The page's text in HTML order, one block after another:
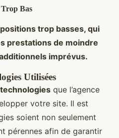
Trop Bas
trop basses, qui
prestations de moindre
imprévus.
Utilisées
technologies que l’agence
votre site. Il est
soient non seulement
pérennes afin de garantir